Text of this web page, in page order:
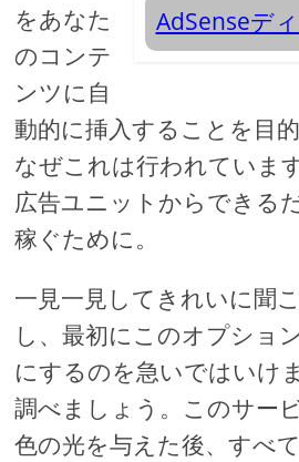
AdSenseデ
をあなた
のコンテ
ンツに自
動的に挿入することを目
なぜこれは行われていま
広告ユニットからできる
稼ぐために。
一見一見してきれいに聞
し、最初にこのオプショ
にするのを急いではいけ
調べましょう。このサー
色の光を与えた後、すべ